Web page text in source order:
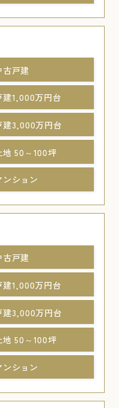
古戸建
建1,000万円台
建3,000万円台
地 50～100坪
ンション
古戸建
建1,000万円台
建3,000万円台
地 50～100坪
ンション